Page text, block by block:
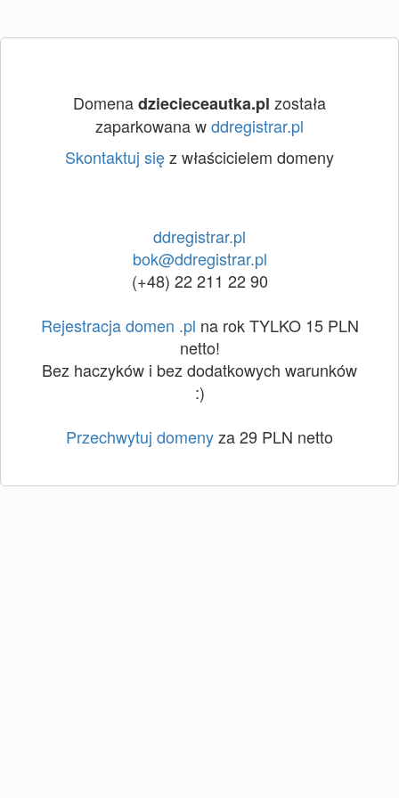
Domenadziecieceautka.pl została
zaparkowana wddregistrar.pl
Skontaktuj sięz właścicielem domeny
ddregistrar.pl
bok@ddregistrar.pl
(+48) 22 211 22 90
Rejestracja domen .pl na rok TYLKO 15 PLN
netto!
Bez haczyków i bez dodatkowych warunków
:)
Przechwytuj domenyza 29 PLN netto